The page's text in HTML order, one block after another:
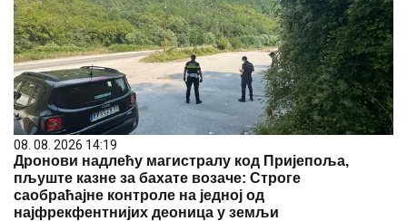
08. 08. 2026 14:19
Дронови надлећу магистралу код Пријепоља,
пљуште казне за бахате возаче: Строге
саобраћајне контроле на једној од
најфрекфентнијих деоница у земљи